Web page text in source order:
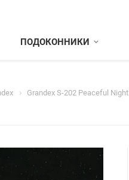
ПОДОКОННИКИ
Grandex S-202 Peaceful Night